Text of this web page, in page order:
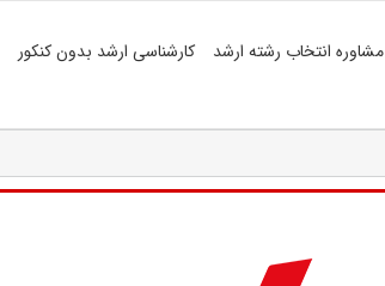
مشاوره انتخاب رشته ارشد کارشناسی ارشد بدون کنکور